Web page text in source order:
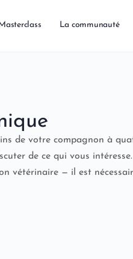
La communauté
de votre compagnon à
de ce qui vous
vétérinaire — il est